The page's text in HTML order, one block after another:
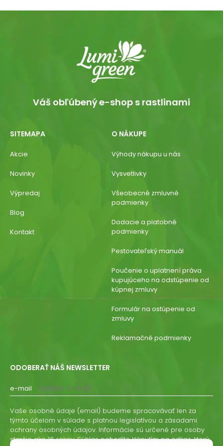
Váš obľúbený e-shop s rastlinami
SITEMAPA
Akcie
Novinky
Výpredaj
Blog
Kontakt
O NÁKUPE
Výhody nákupu u nás
Vysvetlivky
Všeobecné zmluvné
podmienky
Dodacie a platobné
podmienky
Pestovateľský manuál
Poučenie o uplatnení práva
kupujúceho na odstúpenie od
kúpnej zmluvy
Formulár na ostúpenie od
zmluvy
Reklamačné podmienky
ODOBERAŤ NÁŠ NEWSLETTER
e-mail
Vaše osobné údaje (email) budeme spracovávať len za
týmto účelom v súlade s platnou legislatívou a zásadami
ochrany osobných údajov. Informácie sú určené pre osoby
staršie ako 16 rokov. Súhlas potvrdíte kliknutím na odkaz, ktorý